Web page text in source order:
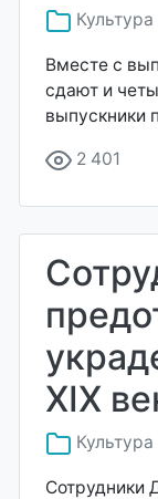
Культура
Вместе с
сдают и
выпускники
2 401
XIX
Культура
Сотрудники